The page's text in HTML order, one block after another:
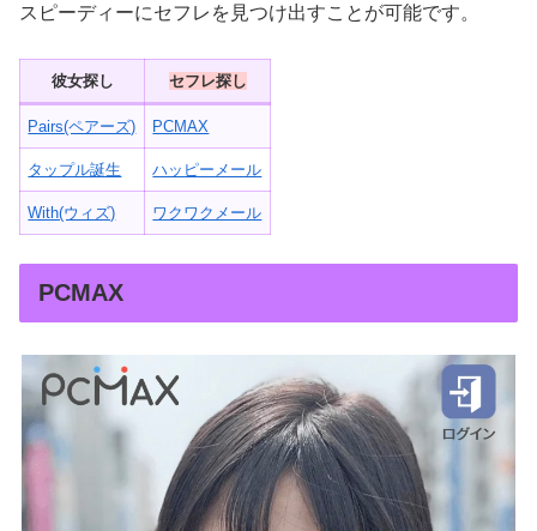
スピーディーにセフレを見つけ出すことが可能です。
彼女探し セフレ探し
Pairs(ペアーズ) PCMAX
タップル誕生 ハッピーメール
With(ウィズ) ワクワクメール
PCMAX